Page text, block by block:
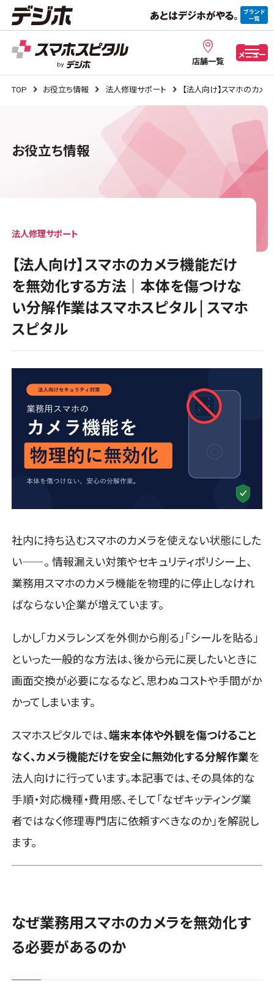
店舗一覧
メニュー
TOP お役立ち情報 法人修理サポート 【法人向け】スマホのカ
お役立ち情報
法人修理サポート
【法人向け】スマホのカメラ機能だけ
を無効化する方法｜本体を傷つけな
い分解作業はスマホスピタル | スマホ
スピタル
社内に持ち込むスマホのカメラを使えない状態にした
い——。 情報漏えい対策やセキュリティポリシー上、
業務用スマホのカメラ機能を物理的に停止しなけれ
ばならない企業が増えています。
しかし「カメラレンズを外側から削る」「シールを貼る」
といった一般的な方法は、後から元に戻したいときに
画面交換が必要になるなど、思わぬコストや手間がか
かってしまいます。
スマホスピタルでは、端末本体や外観を傷つけること
なく、カメラ機能だけを安全に無効化する分解作業を
法人向けに行っています。本記事では、その具体的な
手順・対応機種・費用感、そして「なぜキッティング業
者ではなく修理専門店に依頼すべきなのか」を解説し
ます。
なぜ業務用スマホのカメラを無効化す
る必要があるのか